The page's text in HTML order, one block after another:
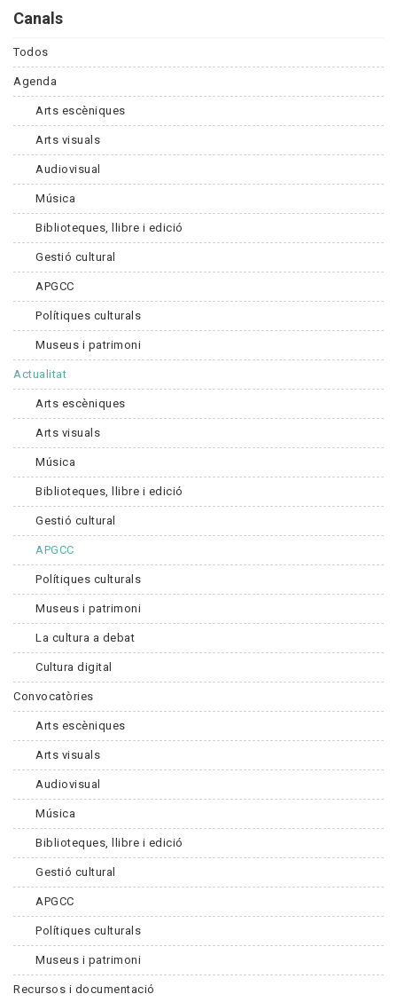
Canals
Todos
Agenda
Arts escèniques
Arts visuals
Audiovisual
Música
Biblioteques, llibre i edició
Gestió cultural
APGCC
Polítiques culturals
Museus i patrimoni
Actualitat
Arts escèniques
Arts visuals
Música
Biblioteques, llibre i edició
Gestió cultural
APGCC
Polítiques culturals
Museus i patrimoni
La cultura a debat
Cultura digital
Convocatòries
Arts escèniques
Arts visuals
Audiovisual
Música
Biblioteques, llibre i edició
Gestió cultural
APGCC
Polítiques culturals
Museus i patrimoni
Recursos i documentació